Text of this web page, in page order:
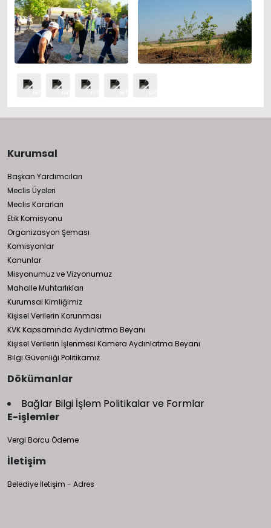
Kurumsal
Başkan Yardımcıları
Meclis Üyeleri
Meclis Kararları
Etik Komisyonu
Organizasyon Şeması
Komisyonlar
Kanunlar
Misyonumuz ve Vizyonumuz
Mahalle Muhtarlıkları
Kurumsal Kimliğimiz
Kişisel Verilerin Korunması
KVK Kapsamında Aydınlatma Beyanı
Kişisel Verilerin İşlenmesi Kamera Aydınlatma Beyanı
Bilgi Güvenliği Politikamız
Dökümanlar
Bağlar Bilgi İşlem Politikalar ve Formlar
E-işlemler
Vergi Borcu Ödeme
İletişim
Belediye İletişim - Adres